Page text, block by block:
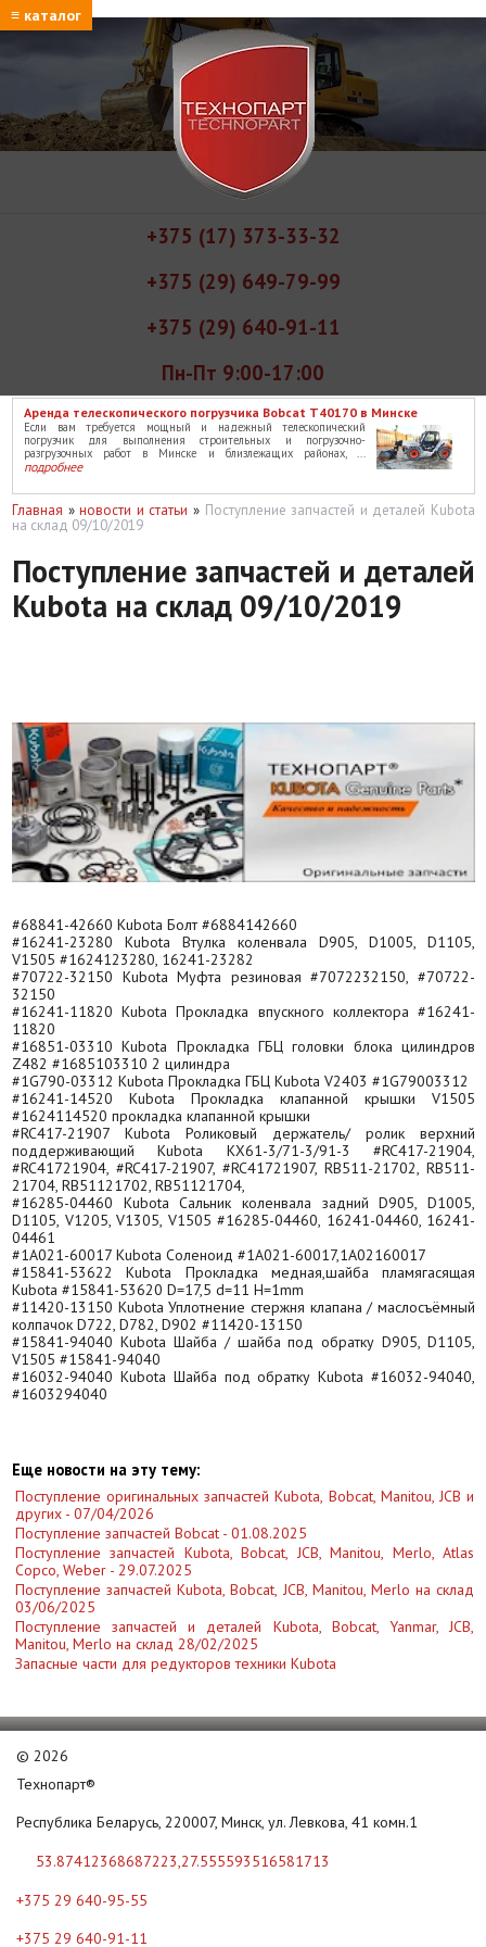
≡ каталог
+375 (17) 373-33-32
+375 (29) 649-79-99
+375 (29) 640-91-11
Пн-Пт 9:00-17:00
Аренда телескопического погрузчика Bobcat T40170 в Минске
Если вам требуется мощный и надежный телескопический
погрузчик для выполнения строительных и погрузочно-
разгрузочных работ в Минске и близлежащих районах, ...
подробнее
Главная » новости и статьи » Поступление запчастей и деталей Kubota
на склад 09/10/2019
Поступление запчастей и деталей
Kubota на склад 09/10/2019
#68841-42660 Kubota Болт #6884142660
#16241-23280 Kubota Втулка коленвала D905, D1005, D1105,
V1505 #1624123280, 16241-23282
#70722-32150 Kubota Муфта резиновая #7072232150, #70722-
32150
#16241-11820 Kubota Прокладка впускного коллектора #16241-
11820
#16851-03310 Kubota Прокладка ГБЦ головки блока цилиндров
Z482 #1685103310 2 цилиндра
#1G790-03312 Kubota Прокладка ГБЦ Kubota V2403 #1G79003312
#16241-14520 Kubota Прокладка клапанной крышки V1505
#1624114520 прокладка клапанной крышки
#RC417-21907 Kubota Роликовый держатель/ ролик верхний
поддерживающий Kubota KX61-3/71-3/91-3 #RC417-21904,
#RC41721904, #RC417-21907, #RC41721907, RB511-21702, RB511-
21704, RB51121702, RB51121704,
#16285-04460 Kubota Сальник коленвала задний D905, D1005,
D1105, V1205, V1305, V1505 #16285-04460, 16241-04460, 16241-
04461
#1A021-60017 Kubota Соленоид #1A021-60017,1A02160017
#15841-53622 Kubota Прокладка медная,шайба пламягасящая
Kubota #15841-53620 D=17,5 d=11 H=1mm
#11420-13150 Kubota Уплотнение стержня клапана / маслосъёмный
колпачок D722, D782, D902 #11420-13150
#15841-94040 Kubota Шайба / шайба под обратку D905, D1105,
V1505 #15841-94040
#16032-94040 Kubota Шайба под обратку Кubota #16032-94040,
#1603294040
Еще новости на эту тему:
Поступление оригинальных запчастей Kubota, Bobcat, Manitou, JCB и
других - 07/04/2026
Поступление запчастей Bobcat - 01.08.2025
Поступление запчастей Kubota, Bobcat, JCB, Manitou, Merlo, Atlas
Copco, Weber - 29.07.2025
Поступление запчастей Kubota, Bobcat, JCB, Manitou, Merlo на склад
03/06/2025
Поступление запчастей и деталей Kubota, Bobcat, Yanmar, JCB,
Manitou, Merlo на склад 28/02/2025
Запасные части для редукторов техники Kubota
© 2026
Технопарт®
Республика Беларусь, 220007, Минск, ул. Левкова, 41 комн.1
53.87412368687223,27.555593516581713
+375 29 640-95-55
+375 29 640-91-11